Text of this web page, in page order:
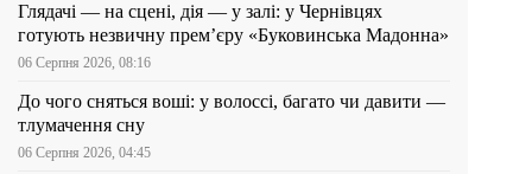
Глядачі — на сцені, дія — у залі: у Чернівцях
готують незвичну прем’єру «Буковинська Мадонна»
06 Серпня 2026, 08:16
До чого сняться воші: у волоссі, багато чи давити —
тлумачення сну
06 Серпня 2026, 04:45